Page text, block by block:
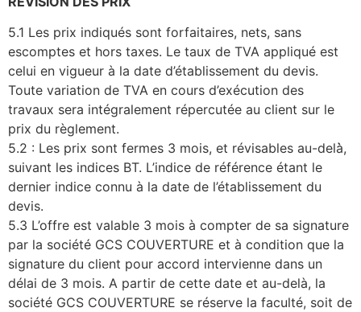
5.1 Les prix indiqués sont forfaitaires, nets, sans
escomptes et hors taxes. Le taux de TVA appliqué est
celui en vigueur à la date d’établissement du devis.
Toute variation de TVA en cours d’exécution des
travaux sera intégralement répercutée au client sur le
prix du règlement.
5.2 : Les prix sont fermes 3 mois, et révisables au-delà̀,
suivant les indices BT. L’indice de référence étant le
dernier indice connu à la date de l’établissement du
devis.
5.3 L’offre est valable 3 mois à compter de sa signature
par la société GCS COUVERTURE et à condition que la
signature du client pour accord intervienne dans un
délai de 3 mois. A partir de cette date et au-delà, la
société GCS COUVERTURE se réserve la faculté, soit de